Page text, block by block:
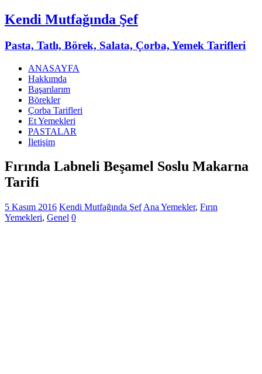
Kendi Mutfağında Şef
Pasta, Tatlı, Börek, Salata, Çorba, Yemek Tarifleri
ANASAYFA
Hakkımda
Başarılarım
Börekler
Çorba Tarifleri
Et Yemekleri
PASTALAR
İletişim
Fırında Labneli Beşamel Soslu Makarna
Tarifi
5 Kasım 2016 Kendi Mutfağında Şef Ana Yemekler, Fırın
Yemekleri, Genel 0